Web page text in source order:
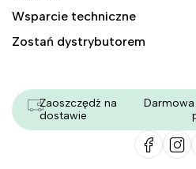
Wsparcie techniczne
Zostań dystrybutorem
Zaoszczędź na
dostawie